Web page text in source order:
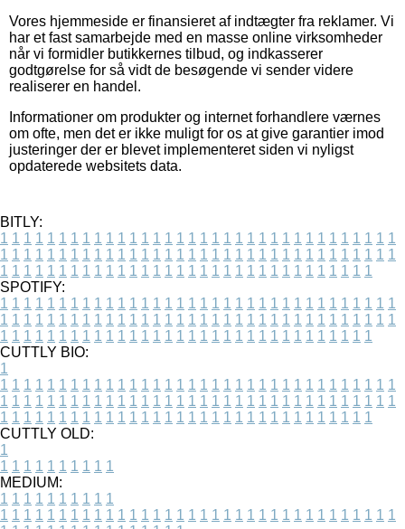
Vores hjemmeside er finansieret af indtægter fra reklamer. Vi
har et fast samarbejde med en masse online virksomheder
når vi formidler butikkernes tilbud, og indkasserer
godtgørelse for så vidt de besøgende vi sender videre
realiserer en handel.
Informationer om produkter og internet forhandlere værnes
om ofte, men det er ikke muligt for os at give garantier imod
justeringer der er blevet implementeret siden vi nyligst
opdaterede websitets data.
BITLY:
1 1 1 1 1 1 1 1 1 1 1 1 1 1 1 1 1 1 1 1 1 1 1 1 1 1 1 1 1 1 1 1 1 1
1 1 1 1 1 1 1 1 1 1 1 1 1 1 1 1 1 1 1 1 1 1 1 1 1 1 1 1 1 1 1 1 1 1
1 1 1 1 1 1 1 1 1 1 1 1 1 1 1 1 1 1 1 1 1 1 1 1 1 1 1 1 1 1 1 1
SPOTIFY:
1 1 1 1 1 1 1 1 1 1 1 1 1 1 1 1 1 1 1 1 1 1 1 1 1 1 1 1 1 1 1 1 1 1
1 1 1 1 1 1 1 1 1 1 1 1 1 1 1 1 1 1 1 1 1 1 1 1 1 1 1 1 1 1 1 1 1 1
1 1 1 1 1 1 1 1 1 1 1 1 1 1 1 1 1 1 1 1 1 1 1 1 1 1 1 1 1 1 1 1
CUTTLY BIO:
1
1 1 1 1 1 1 1 1 1 1 1 1 1 1 1 1 1 1 1 1 1 1 1 1 1 1 1 1 1 1 1 1 1 1
1 1 1 1 1 1 1 1 1 1 1 1 1 1 1 1 1 1 1 1 1 1 1 1 1 1 1 1 1 1 1 1 1 1
1 1 1 1 1 1 1 1 1 1 1 1 1 1 1 1 1 1 1 1 1 1 1 1 1 1 1 1 1 1 1 1
CUTTLY OLD:
1
1 1 1 1 1 1 1 1 1 1
MEDIUM:
1 1 1 1 1 1 1 1 1 1
1 1 1 1 1 1 1 1 1 1 1 1 1 1 1 1 1 1 1 1 1 1 1 1 1 1 1 1 1 1 1 1 1 1